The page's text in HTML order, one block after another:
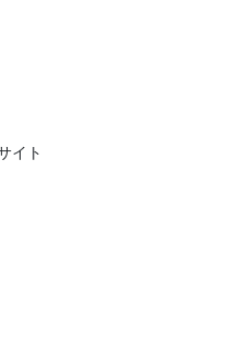
イト